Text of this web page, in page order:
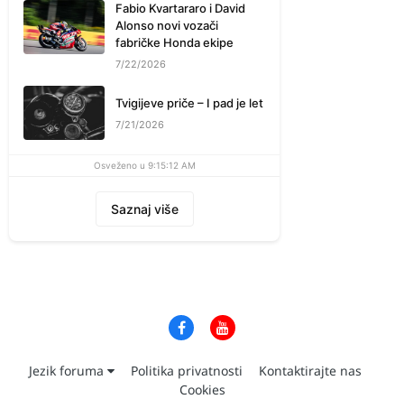
Fabio Kvartararo i David
Alonso novi vozači
fabričke Honda ekipe
7/22/2026
Tvigijeve priče – I pad je let
7/21/2026
Osveženo u 9:15:12 AM
Saznaj više
Jezik foruma Politika privatnosti
Kontaktirajte nas
Cookies